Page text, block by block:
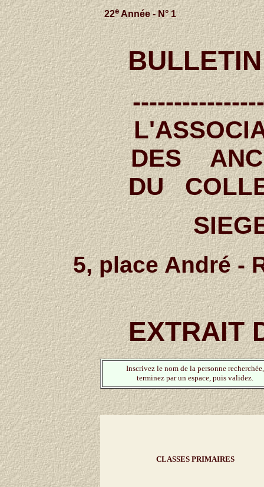
22eAnnée - N° 1
DES
DU
5, place André -
EXTRAIT
Inscrivez le nom de la personne recherchée,
terminez par un espace, puis validez.
CLASSES PRIMAIRES